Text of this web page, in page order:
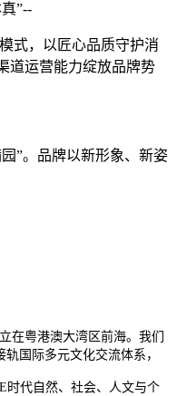
”--
式，以匠心品质守护消
道运营能力绽放品牌势
”。品牌以新形象、新姿
粤港澳大湾区前海。我们
国际多元文化交流体系，
代自然、社会、人文与个